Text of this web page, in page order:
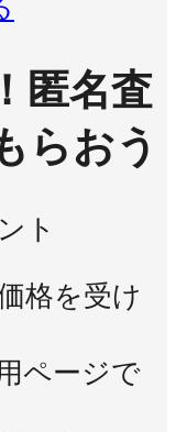
匿名査
らおう
ト
格を受け
ページで